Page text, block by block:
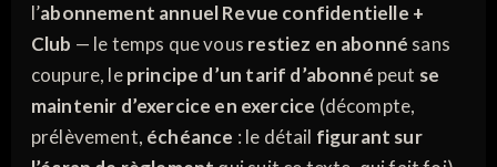
l’abonnement annuel Revue confidentielle +
Club — le temps que vous restiez en abonné sans
coupure, leprincipe d’un tarif d’abonné peut se
maintenir d’exercice en exercice (décompte,
prélèvement, échéance : le détail figurant sur